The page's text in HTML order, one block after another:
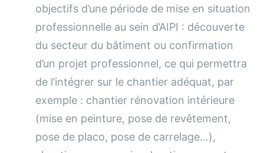
objectifs d’une période de mise en situation
professionnelle au sein d’AIPI : découverte
du secteur du bâtiment ou confirmation
d’un projet professionnel, ce qui permettra
de l’intégrer sur le chantier adéquat, par
exemple : chantier rénovation intérieure
(mise en peinture, pose de revêtement,
pose de placo, pose de carrelage…),